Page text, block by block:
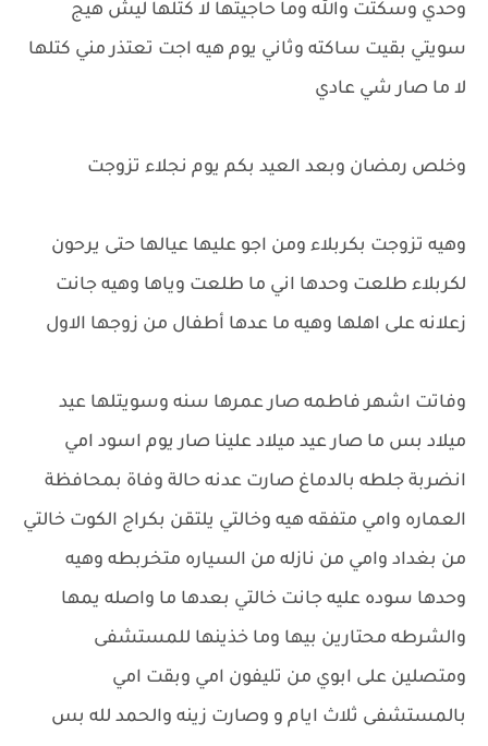
وحدي وسكتت والله وما حاجيتها لا كتلها ليش هيج
سويتي بقيت ساكته وثاني يوم هيه اجت تعتذر مني كتلها
لا ما صار شي عادي
وخلص رمضان وبعد العيد بكم يوم نجلاء تزوجت
وهيه تزوجت بكربلاء ومن اجو عليها عيالها حتى يرحون
لكربلاء طلعت وحدها اني ما طلعت وياها وهيه جانت
زعلانه على اهلها وهيه ما عدها أطفال من زوجها الاول
وفاتت اشهر فاطمه صار عمرها سنه وسويتلها عيد
ميلاد بس ما صار عيد ميلاد علينا صار يوم اسود امي
انضربة جلطه بالدماغ صارت عدنه حالة وفاة بمحافظة
العماره وامي متفقه هيه وخالتي يلتقن بكراج الكوت خالتي
من بغداد وامي من نازله من السياره متخربطه وهيه
وحدها سوده عليه جانت خالتي بعدها ما واصله يمها
والشرطه محتارين بيها وما خذينها للمستشفى
ومتصلين على ابوي من تليفون امي وبقت امي
بالمستشفى ثلاث ايام و وصارت زينه والحمد لله بس